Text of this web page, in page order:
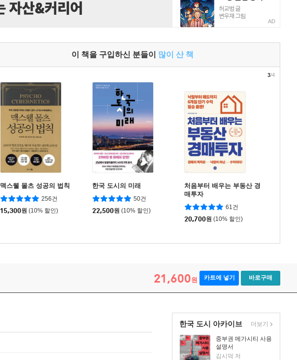
AD
이 책을 구입하신 분들이 많이 산 책
맥스웰 몰츠 성공의 법칙
256건
15,300원 (10% 할인)
한국 도시의 미래
50건
22,500원 (10% 할인)
처음부터 배우는 부동산 경
매투자
61건
20,700원 (10% 할인)
3/4
21,600원 카트에 넣기 바로구매
한국 도시 아카이브
중부권 메가시티 사용
설명서
김시덕 저
더보기